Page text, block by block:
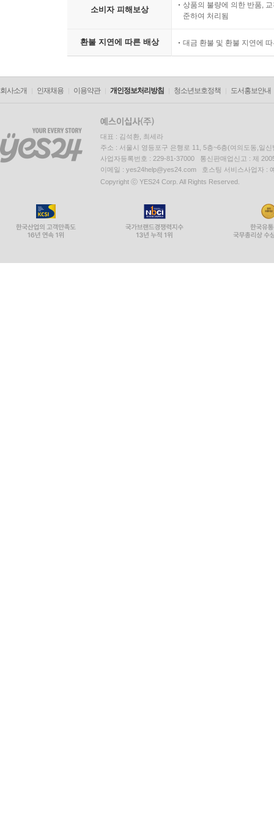
소비자 피해보상
상품의 불량에 의한 반품,
준하여 처리됨
환불 지연에 따른 배상 대금 환불 및 환불 지연에
회사소개 인재채용 이용약관 개인정보처리방침 청소년보호정책 도서홍보안내
대표 : 김석환, 최세라
주소 : 서울시 영등포구 은행로 11, 5층~6층(여의도동,일신
사업자등록번호 : 229-81-37000 통신판매업신고 : 제
이메일 : yes24help@yes24.com 호스팅 서비스사업자 :
Copyright ⓒ YES24 Corp. All Rights Reserved.